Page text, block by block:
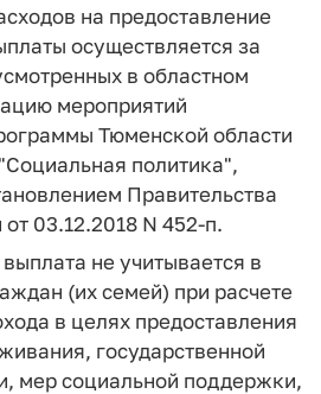
на предоставление
осуществляется за
в областном
мероприятий
Тюменской области
политика",
Правительства
03.12.2018 N 452-п.
не учитывается в
(их семей) при расчете
в целях предоставления
государственной
мер социальной поддержки,